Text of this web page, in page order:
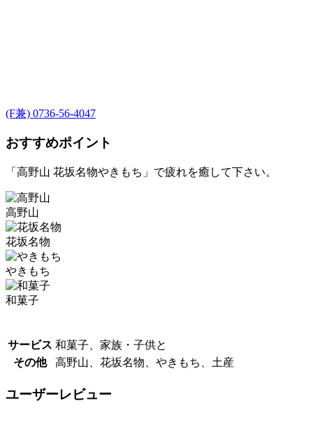
(F兼) 0736-56-4047
おすすめポイント
「高野山 花坂名物やきもち」で疲れを癒して下さい。
高野山
花坂名物
やきもち
和菓子
サービス 和菓子、家族・子供と
その他
高野山、花坂名物、やきもち、土産
ユーザーレビュー